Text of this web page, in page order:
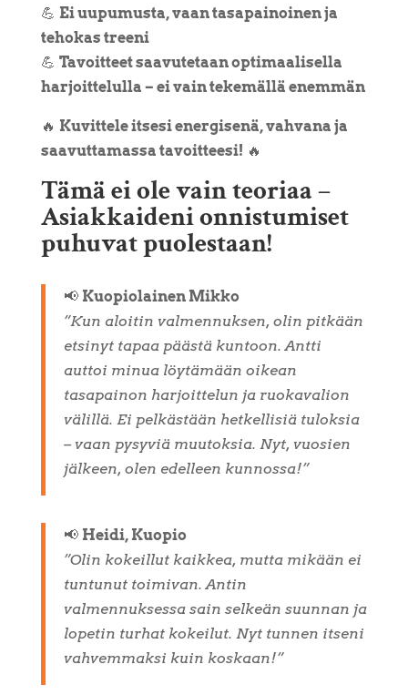
💪 Ei uupumusta, vaan tasapainoinen ja
tehokas treeni
💪 Tavoitteet saavutetaan optimaalisella
harjoittelulla – ei vain tekemällä enemmän
🔥 Kuvittele itsesi energisenä, vahvana ja
saavuttamassa tavoitteesi! 🔥
Tämä ei ole vain teoriaa –
Asiakkaideni onnistumiset
puhuvat puolestaan!
📢 Kuopiolainen Mikko
”Kun aloitin valmennuksen, olin pitkään
etsinyt tapaa päästä kuntoon. Antti
auttoi minua löytämään oikean
tasapainon harjoittelun ja ruokavalion
välillä. Ei pelkästään hetkellisiä tuloksia
– vaan pysyviä muutoksia. Nyt, vuosien
jälkeen, olen edelleen kunnossa!”
📢 Heidi, Kuopio
”Olin kokeillut kaikkea, mutta mikään ei
tuntunut toimivan. Antin
valmennuksessa sain selkeän suunnan ja
lopetin turhat kokeilut. Nyt tunnen itseni
vahvemmaksi kuin koskaan!”